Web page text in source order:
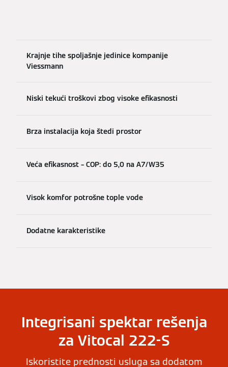
Krajnje tihe spoljašnje jedinice kompanije
Viessmann
Niski tekući troškovi zbog visoke efikasnosti
Brza instalacija koja štedi prostor
Veća efikasnost – COP: do 5,0 na A7/W35
Visok komfor potrošne tople vode
Dodatne karakteristike
Integrisani spektar rešenja
za Vitocal 222-S
Iskoristite prednosti usluga sa dodatom